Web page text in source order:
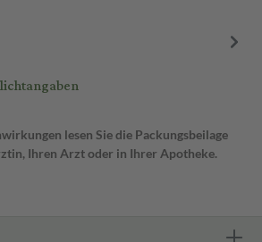
lesen Sie die Packungsbeilage
Ihren Arzt oder in Ihrer Apotheke.